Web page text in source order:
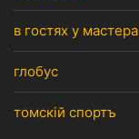
в гостях у мастера
глобус
томскiй спортъ